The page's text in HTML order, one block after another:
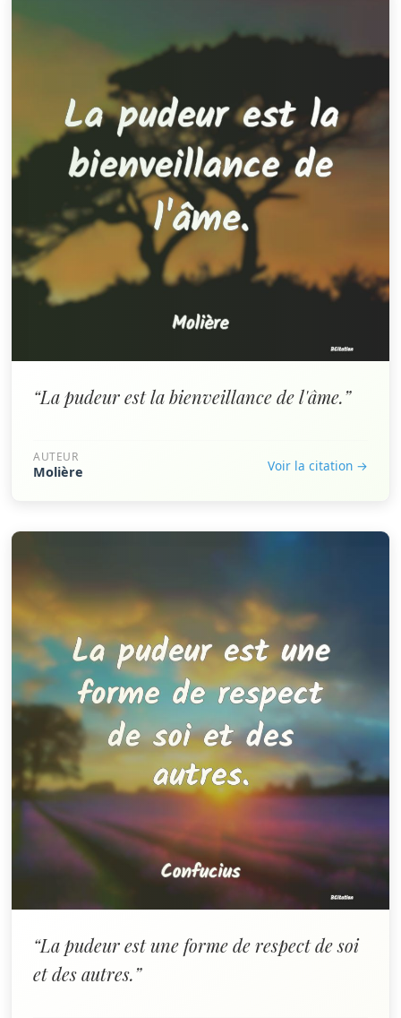
“La pudeur est la bienveillance de l'âme.”
AUTEUR
Molière Voir la citation →
“La pudeur est une forme de respect de soi
et des autres.”